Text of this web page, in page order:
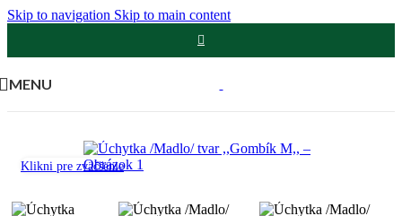
Skip to navigation Skip to main content
MENU
Klikni pre zväčšenie